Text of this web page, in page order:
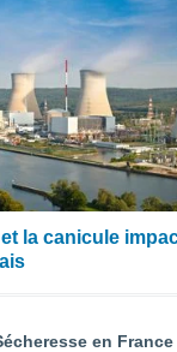
la canicule
en